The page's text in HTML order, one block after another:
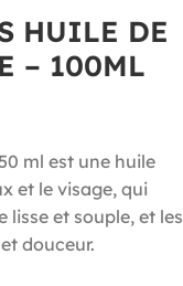
HUILE DE
– 100ML
ml est une huile
et le visage, qui
et souple, et les
douceur.